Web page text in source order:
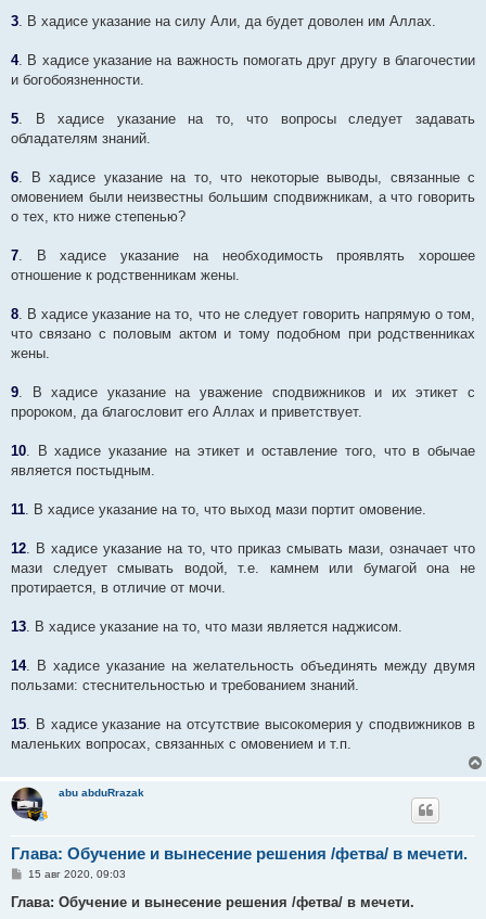
3 . В хадисе указание на силу Али, да будет доволен им Аллах.
4. В хадисе указание на важность помогать друг другу в благочестии
и богобоязненности.
5 . В хадисе указание на то, что вопросы следует задавать
обладателям знаний.
6 . В хадисе указание на то, что некоторые выводы, связанные с
омовением были неизвестны большим сподвижникам, а что говорить
о тех, кто ниже степенью?
7 . В хадисе указание на необходимость проявлять хорошее
отношение к родственникам жены.
8 . В хадисе указание на то, что не следует говорить напрямую о том,
что связано с половым актом и тому подобном при родственниках
жены.
9 . В хадисе указание на уважение сподвижников и их этикет с
пророком, да благословит его Аллах и приветствует.
10 . В хадисе указание на этикет и оставление того, что в обычае
является постыдным.
11 . В хадисе указание на то, что выход мази портит омовение.
12 . В хадисе указание на то, что приказ смывать мази, означает что
мази следует смывать водой, т.е. камнем или бумагой она не
протирается, в отличие от мочи.
13 . В хадисе указание на то, что мази является наджисом.
14. В хадисе указание на желательность объединять между двумя
пользами: стеснительностью и требованием знаний.
15 . В хадисе указание на отсутствие высокомерия у сподвижников в
маленьких вопросах, связанных с омовением и т.п.
abu abduRrazak
Глава: Обучение и вынесение решения /фетва/ в мечети.
С
о
15 авг 2020, 09:03
Глава: Обучение и вынесение решения /фетва/ в мечети.